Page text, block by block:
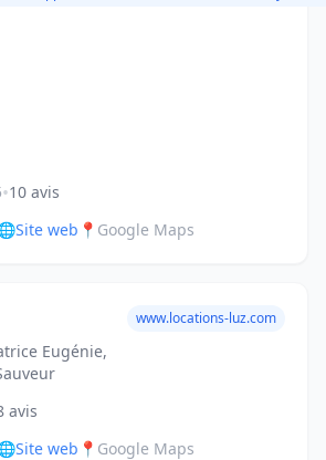
•10 avis
Site web 📍 Google Maps
Eugénie,
www.locations-luz.com
avis
Site web 📍 Google Maps